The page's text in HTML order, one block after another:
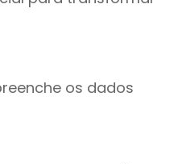
os dados